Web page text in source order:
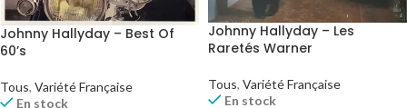
Johnny Hallyday – Best Of
60’s
Tous, Variété Française
En stock
Johnny Hallyday – Les
Raretés Warner
Tous, Variété Française
En stock